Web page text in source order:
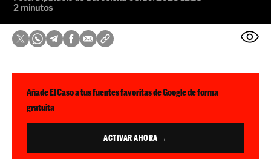
2 minutos
Añade El Caso a tus fuentes favoritas de Google de forma
gratuita
ACTIVAR AHORA →